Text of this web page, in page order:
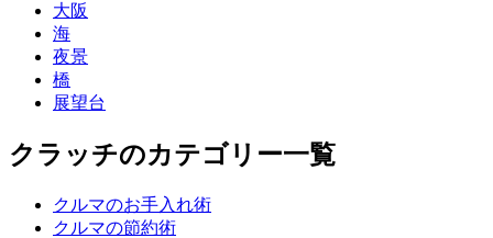
大阪
海
夜景
橋
展望台
クラッチのカテゴリー一覧
クルマのお手入れ術
クルマの節約術